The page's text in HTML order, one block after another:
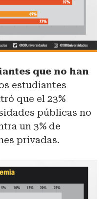
que no han
estudiantes
que el 23%
públicas no
un 3% de
privadas.